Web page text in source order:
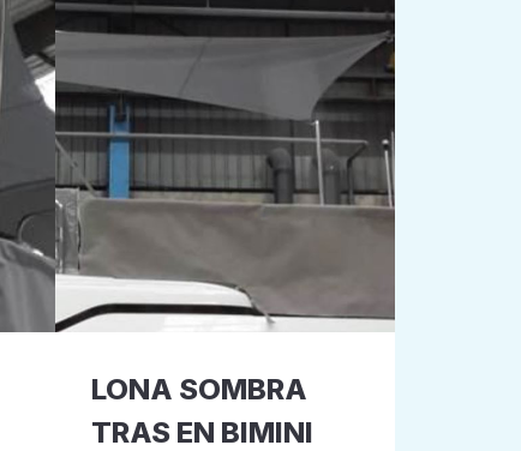
LONA SOMBRA
TRAS EN BIMINI